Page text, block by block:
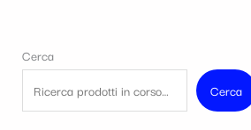
Cerca
Cerca